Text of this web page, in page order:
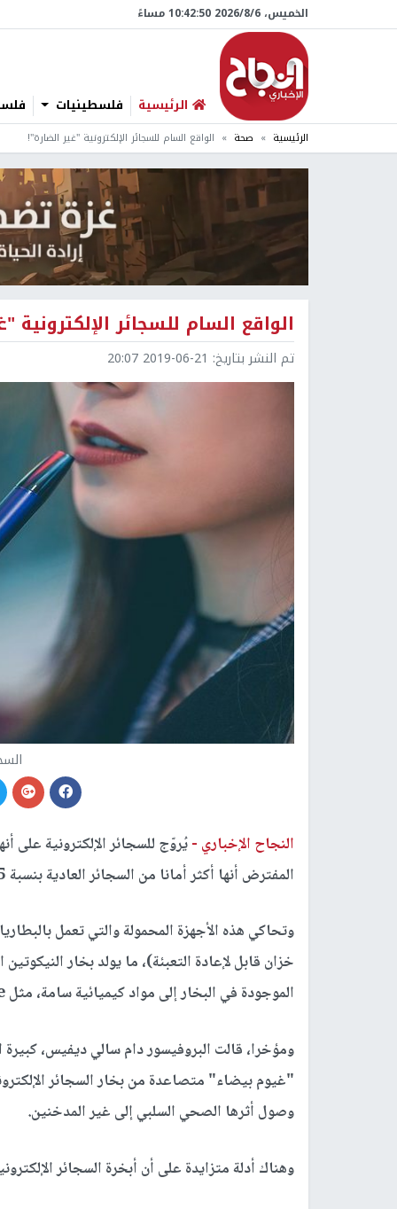
الخميس، 6/‏8/‏2026 10:42:51 مساءً
الرئيسية فلسطينيات
الرئيسية صحة الواقع السام للسجائر الإلكترونية "غير الضارة"!
الواقع السام للسجائر الإلكترونية
تم النشر بتاريخ: 2019-06-21 20:07
النجاح الإخباري -يُروّج للسجائر الإلكترونية على
المفترض أنها أكثر أمانا من السجائر العادية بنسبة 95%، ولكن خبراء الطب يقولون عكس ذلك.
وتحاكي هذه الأجهزة المحمولة والتي تعمل
خزان قابل لإعادة التعبئة)، ما يولد بخار
الموجودة في البخار إلى مواد كيميائية سامة، مثل acetaldehyde.
ومؤخرا، قالت البروفيسور دام سالي ديفيس،
"غيوم بيضاء" متصاعدة من بخار السجائر
وصول أثرها الصحي السلبي إلى غير المدخنين.
وهناك أدلة متزايدة على أن أبخرة السجائر